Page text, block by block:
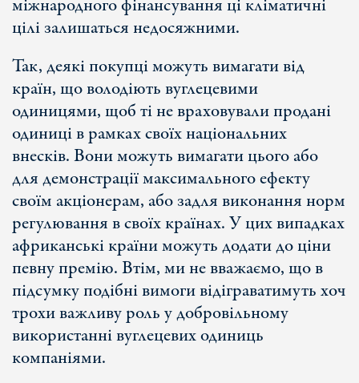
міжнародного фінансування ці кліматичні
цілі залишаться недосяжними.
Так, деякі покупці можуть вимагати від
країн, що володіють вуглецевими
одиницями, щоб ті не враховували продані
одиниці в рамках своїх національних
внесків. Вони можуть вимагати цього або
для демонстрації максимального ефекту
своїм акціонерам, або задля виконання норм
регулювання в своїх країнах. У цих випадках
африканські країни можуть додати до ціни
певну премію. Втім, ми не вважаємо, що в
підсумку подібні вимоги відіграватимуть хоч
трохи важливу роль у добровільному
використанні вуглецевих одиниць
компаніями.